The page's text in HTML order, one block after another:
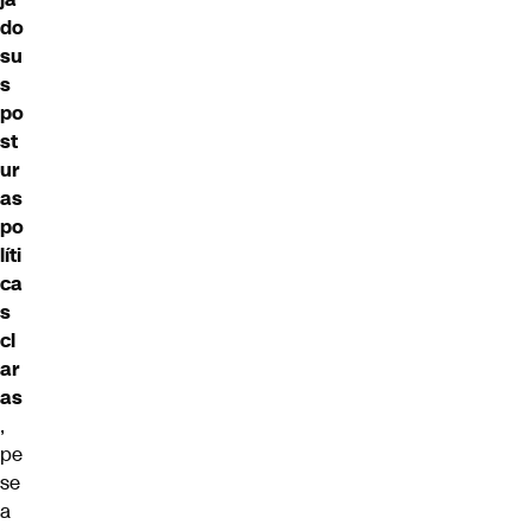
do
su
s
po
st
ur
as
po
líti
ca
s
cl
ar
as
,
pe
se
a